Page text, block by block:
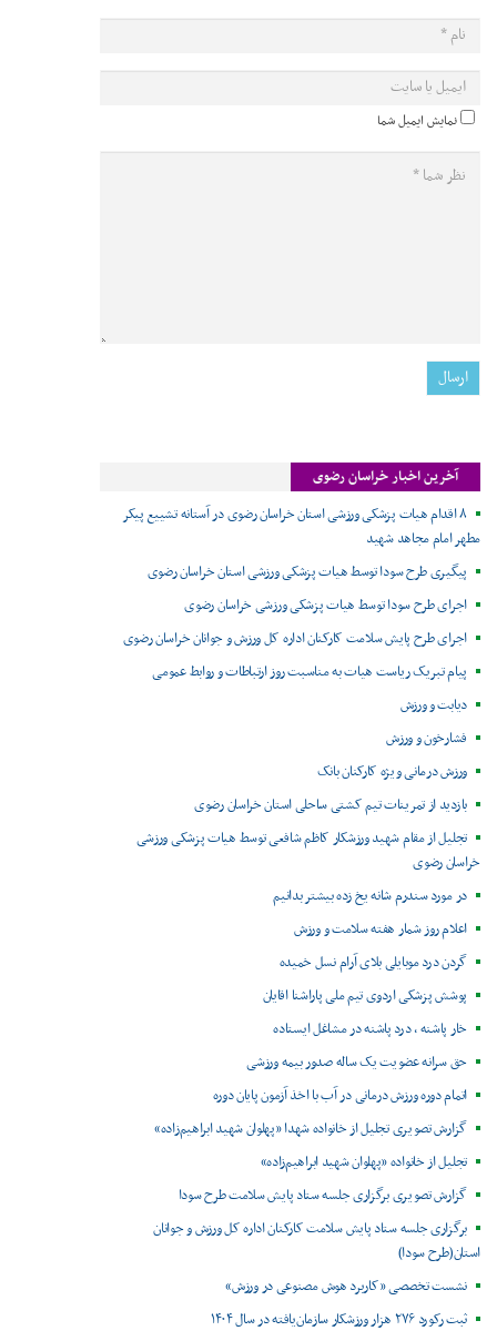
نمایش ایمیل شما
آخرین اخبار خراسان رضوی
۸ اقدام هیات پزشکی ورزشی استان خراسان رضوی در آستانه تشییع پیکر
مطهر امام مجاهد شهید
پیگیری طرح سودا توسط هیات پزشکی ورزشی استان خراسان رضوی
اجرای طرح سودا توسط هیات پزشکی ورزشی خراسان رضوی
اجرای طرح پایش سلامت کارکنان اداره کل ورزش و جوانان خراسان رضوی
پیام تبریک ریاست هیات به مناسبت روز ارتباطات و روابط عمومی
دیابت و ورزش
فشارخون و ورزش
ورزش درمانی ویژه کارکنان بانک
بازدید از تمرینات تیم کشتی ساحلی استان خراسان رضوی
تجلیل از مقام شهید ورزشکار کاظم شافعی توسط هیات پزشکی ورزشی
خراسان رضوی
در مورد سندرم شانه یخ زده بیشتر بدانیم
اعلام روز شمار هفته سلامت و ورزش
گردن درد موبایلی بلای آرام نسل خمیده
پوشش پزشکی اردوی تیم ملی پاراشنا اقایان
خار پاشنه ، درد پاشنه در مشاغل ایستاده
حق سرانه عضویت یک ساله صدور بیمه ورزشی
اتمام دوره ورزش درمانی در آب با اخذ آزمون پایان دوره
گزارش تصویری تجلیل از خانواده شهدا «پهلوان شهید ابراهیم‌زاده»
تجلیل از خانواده «پهلوان شهید ابراهیم‌زاده»
گزارش تصویری برگزاری جلسه ستاد پایش سلامت طرح سودا
برگزاری جلسه ستاد پایش سلامت کارکنان اداره کل ورزش و جوانان
استان(طرح سودا)
نشست تخصصی «کاربرد هوش مصنوعی در ورزش»
ثبت رکورد ۲۷۶ هزار ورزشکار سازمان‌یافته در سال ۱۴۰۴